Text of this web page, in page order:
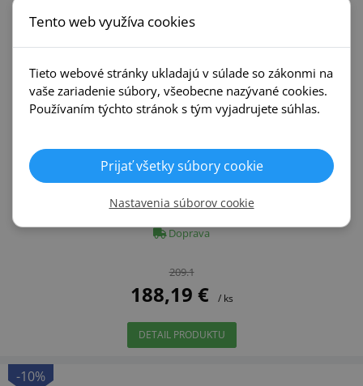
+22
Doprava
209.1
188,19 € / ks
DETAIL PRODUKTU
-10%
Tento web využíva cookies
Tieto webové stránky ukladajú v súlade so zákonmi na
vaše zariadenie súbory, všeobecne nazývané cookies.
Používaním týchto stránok s tým vyjadrujete súhlas.
Prijať všetky súbory cookie
Nastavenia súborov cookie